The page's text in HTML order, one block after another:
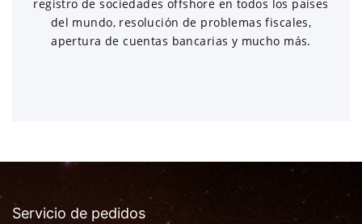
registro de sociedades offshore en todos los países
del mundo, resolución de problemas fiscales,
apertura de cuentas bancarias y mucho más.
Servicio de pedidos